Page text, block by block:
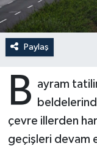
Paylaş
B ayram
çevre illerden
geçişleri devam
Aydın
Balıkesir
Batman
Bayburt
Mukabele
Sahabeler
Zekat
DİYANET
DİYANET
Dünya
Eğitim